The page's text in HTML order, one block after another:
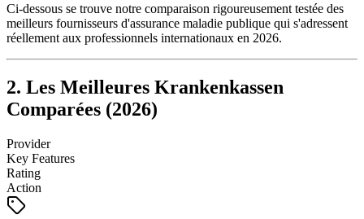
Ci-dessous se trouve notre comparaison rigoureusement testée des
meilleurs fournisseurs d'assurance maladie publique qui s'adressent
réellement aux professionnels internationaux en 2026.
2. Les Meilleures Krankenkassen
Comparées (2026)
Provider
Key Features
Rating
Action